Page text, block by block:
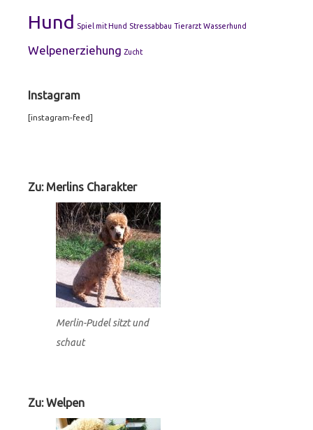
Hund Spiel mit Hund Stressabbau Tierarzt Wasserhund
Welpenerziehung Zucht
Instagram
[instagram-feed]
Widgets
Zu: Merlins Charakter
Merlin-Pudel sitzt und
schaut
Zu: Welpen